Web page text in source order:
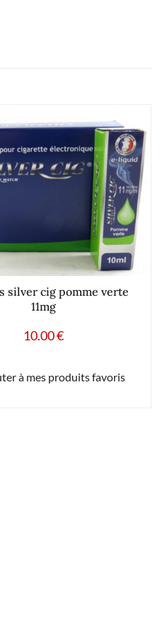
silver cig pomme verte
11mg
10.00€
à mes produits favoris